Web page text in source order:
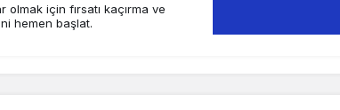
için fırsatı kaçırma ve
hemen başlat.